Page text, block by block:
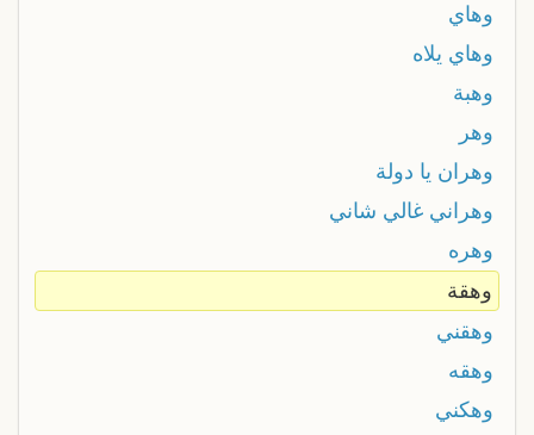
وهاي
وهاي يلاه
وهبة
وهر
وهران يا دولة
وهراني غالي شاني
وهره
وهقة
وهقني
وهقه
وهكني